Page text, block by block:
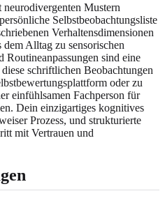
neurodivergenten Mustern
Selbstbeobachtungsliste
Verhaltensdimensionen
Alltag zu sensorischen
sind eine
schriftlichen Beobachtungen
oder zu
einfühlsamen Fachperson für
Dein einzigartiges kognitives
Prozess, und strukturierte
mit Vertrauen und